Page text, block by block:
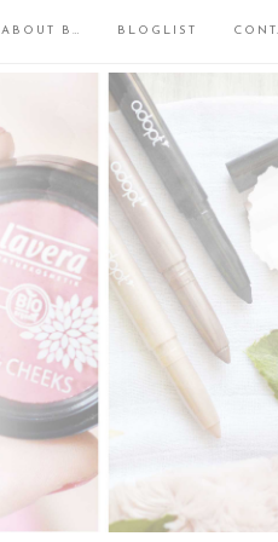
ABOUT B… BLOGLIST